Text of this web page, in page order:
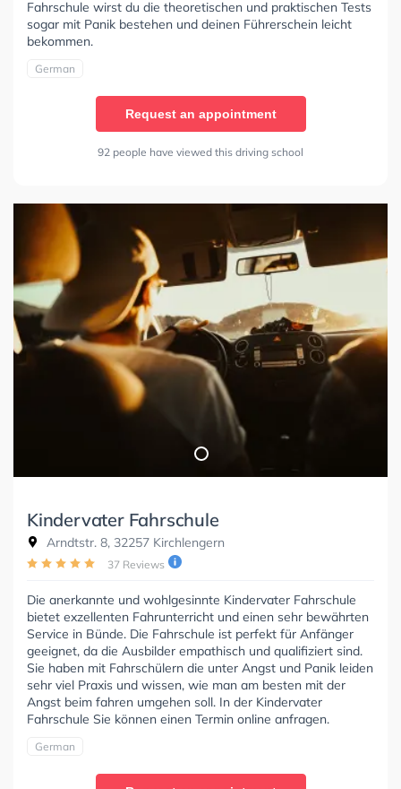
Fahrschule wirst du die theoretischen und praktischen Tests
sogar mit Panik bestehen und deinen Führerschein leicht
bekommen.
German
Request an appointment
92 people have viewed this driving school
Kindervater Fahrschule
Arndtstr. 8, 32257 Kirchlengern
37 Reviews
Die anerkannte und wohlgesinnte Kindervater Fahrschule
bietet exzellenten Fahrunterricht und einen sehr bewährten
Service in Bünde. Die Fahrschule ist perfekt für Anfänger
geeignet, da die Ausbilder empathisch und qualifiziert sind.
Sie haben mit Fahrschülern die unter Angst und Panik leiden
sehr viel Praxis und wissen, wie man am besten mit der
Angst beim fahren umgehen soll. In der Kindervater
Fahrschule Sie können einen Termin online anfragen.
German